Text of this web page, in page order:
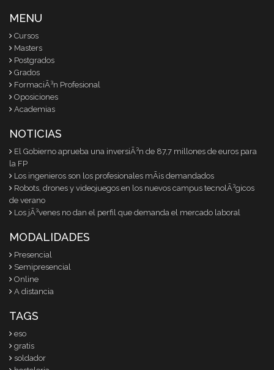
MENU
Cursos
Masters
Postgrados
Grados
FormaciÃ³n Profesional
Oposiciones
Academias
NOTICIAS
El Gobierno aprueba una inversiÃ³n de 87,7 millones de euros para
la FP
Los ingenieros son los profesionales mÃ¡s demandados
Robots, drones y videojuegos en los nuevos campus tecnolÃ³gicos
de verano
Los jÃ³venes no dan el perfil que demanda el mercado laboral
MODALIDADES
Presencial
Semipresencial
Online
A distancia
TAGS
eso
gratis
soldador